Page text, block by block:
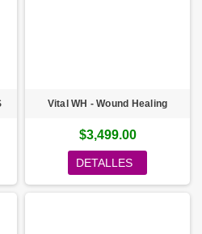
Vital WH - Wound Healing
$3,499.00
DETALLES